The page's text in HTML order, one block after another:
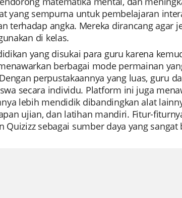
yang sempurna untuk pembelajaran
terhadap angka. Mereka dirancang agar
di kelas.
yang disukai para guru karena
berbagai mode permainan
perpustakaannya yang luas, guru
secara individu. Platform ini juga
lebih mendidik dibandingkan alat
ujian, dan latihan mandiri. Fitur-
sebagai sumber daya yang